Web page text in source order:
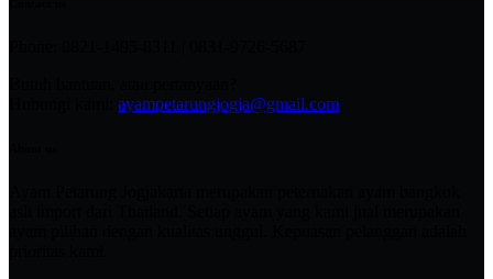
ayampetarungjogja@gmail.com